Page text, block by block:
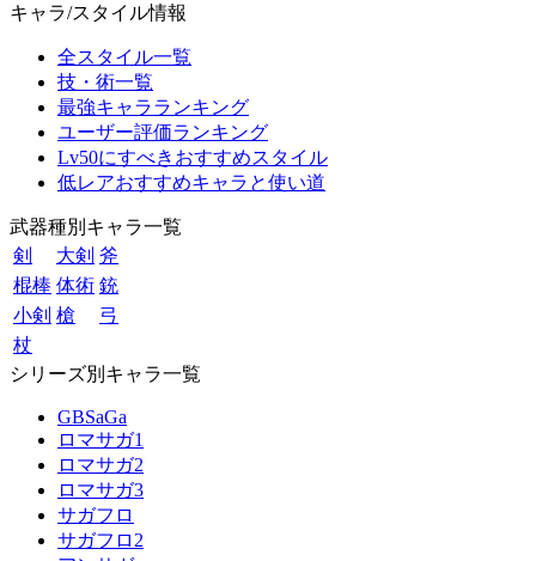
キャラ/スタイル情報
全スタイル一覧
技・術一覧
最強キャラランキング
ユーザー評価ランキング
Lv50にすべきおすすめスタイル
低レアおすすめキャラと使い道
武器種別キャラ一覧
剣
大剣 斧
棍棒 体術 銃
小剣 槍
弓
杖
シリーズ別キャラ一覧
GBSaGa
ロマサガ1
ロマサガ2
ロマサガ3
サガフロ
サガフロ2